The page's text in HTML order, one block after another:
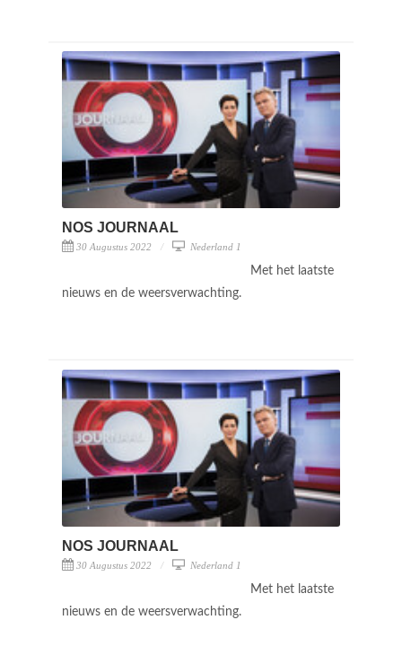
NOS JOURNAAL
30 Augustus 2022 Nederland 1
Met het laatste
nieuws en de weersverwachting.
NOS JOURNAAL
30 Augustus 2022 Nederland 1
Met het laatste
nieuws en de weersverwachting.